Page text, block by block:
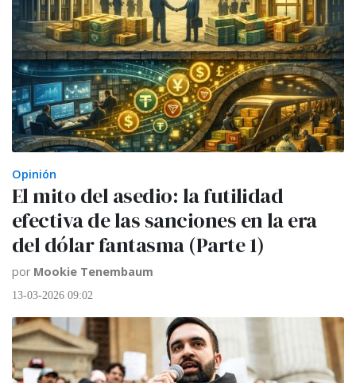
Opinión
El mito del asedio: la futilidad
efectiva de las sanciones en la era
del dólar fantasma (Parte 1)
por Mookie Tenembaum
13-03-2026 09:02